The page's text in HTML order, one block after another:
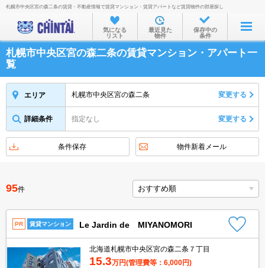
お部屋を探す
沿線・駅から
住所から
家賃相場から
不動産会社から
札幌市中央区宮の森二条の賃貸・不動産情報で賃貸マンション・賃貸アパートなど賃貸物件の部屋探し
気になる
リスト
最近見た
物件
保存中の
条件
札幌市中央区宮の森二条の賃貸マンション・アパート一
覧
エリア 札幌市中央区宮の森二条 変更する
詳細条件 指定なし 変更する
条件保存 物件新着メール
95件
PR 賃貸マンション Le Jardin de MIYANOMORI
北海道札幌市中央区宮の森二条７丁目
15.3万円(管理費等：6,000円)